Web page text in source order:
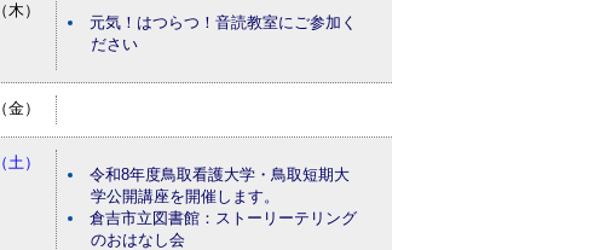
（木）
元気！はつらつ！音読教室にご参加く
ださい
（金）
（土）
令和8年度鳥取看護大学・鳥取短期大
学公開講座を開催します。
倉吉市立図書館：ストーリーテリング
のおはなし会